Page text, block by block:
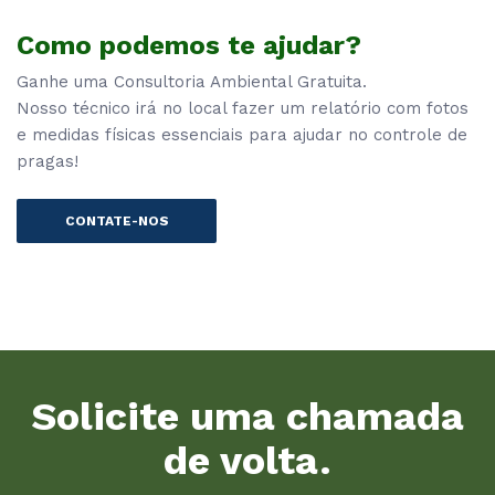
Como podemos te ajudar?
Ganhe uma Consultoria Ambiental Gratuita.
Nosso técnico irá no local fazer um relatório com fotos
e medidas físicas essenciais para ajudar no controle de
pragas!
CONTATE-NOS
Solicite uma chamada
de volta.